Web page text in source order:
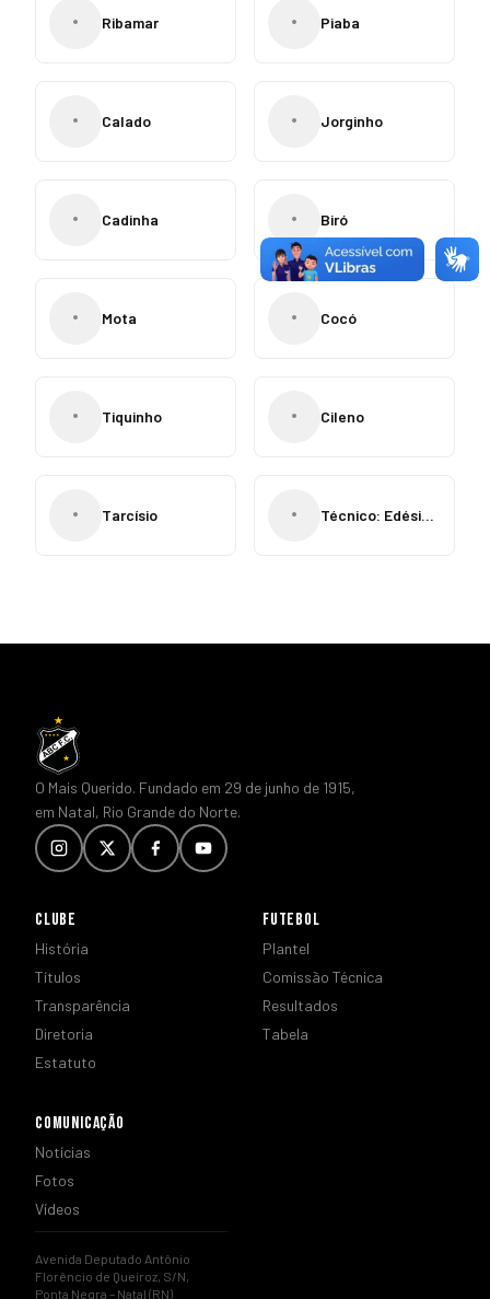
• Ribamar • Piaba
• Calado • Jorginho
• Cadinha • Biró
• Mota • Cocó
• Tiquinho • Cileno
• Tarcísio • Técnico: Edésio Leitão
O Mais Querido. Fundado em 29 de junho de 1915,
em Natal, Rio Grande do Norte.
CLUBE
História
Títulos
Transparência
Diretoria
Estatuto
FUTEBOL
Plantel
Comissão Técnica
Resultados
Tabela
COMUNICAÇÃO
Notícias
Fotos
Vídeos
Avenida Deputado Antônio
Florêncio de Queiroz, S/N,
Ponta Negra – Natal (RN)